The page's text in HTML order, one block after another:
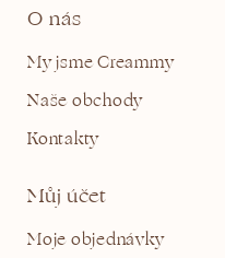
O nás
My jsme Creammy
Naše obchody
Kontakty
Můj účet
Moje objednávky